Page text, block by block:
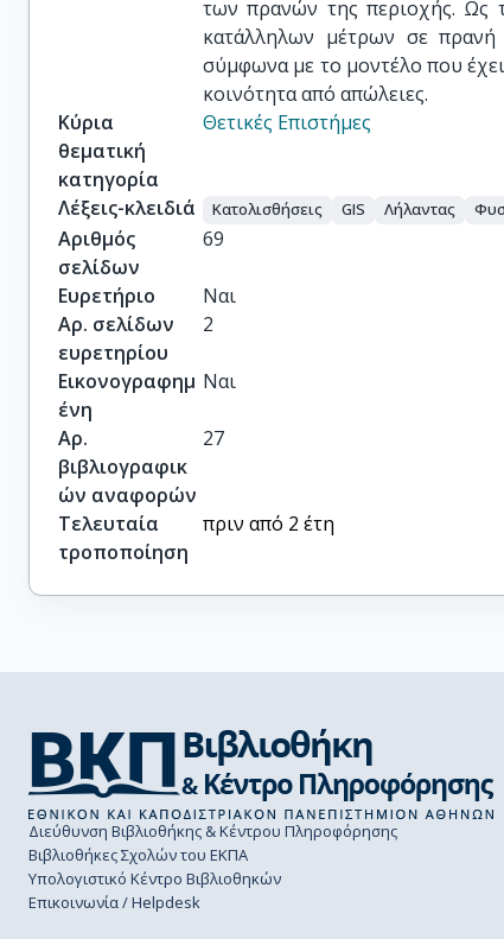
των πρανών της περιοχής. Ως
κατάλληλων μέτρων σε πρανή
σύμφωνα με το μοντέλο που
κοινότητα από απώλειες.
Κύρια
θεματική
κατηγορία
Θετικές Επιστήμες
Λέξεις-κλειδιά Κατολισθήσεις GIS Λήλαντας
Αριθμός
σελίδων
69
Ευρετήριο
Ναι
Αρ. σελίδων
ευρετηρίου
2
Εικονογραφημ
ένη
Ναι
Αρ.
βιβλιογραφικ
ών αναφορών
27
Τελευταία
τροποποίηση
πριν από 2 έτη
Διεύθυνση Βιβλιοθήκης & Κέντρου Πληροφόρησης
Βιβλιοθήκες Σχολών του ΕΚΠΑ
Υπολογιστικό Κέντρο Βιβλιοθηκών
Επικοινωνία / Helpdesk